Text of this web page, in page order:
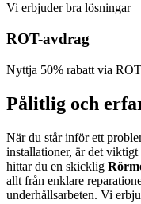
Vi erbjuder bra lösningar
ROT-avdrag
Nyttja 50% rabatt via
Pålitlig och
När du står inför ett
installationer, är det
hittar du en skicklig
allt från enklare
underhållsarbeten. Vi